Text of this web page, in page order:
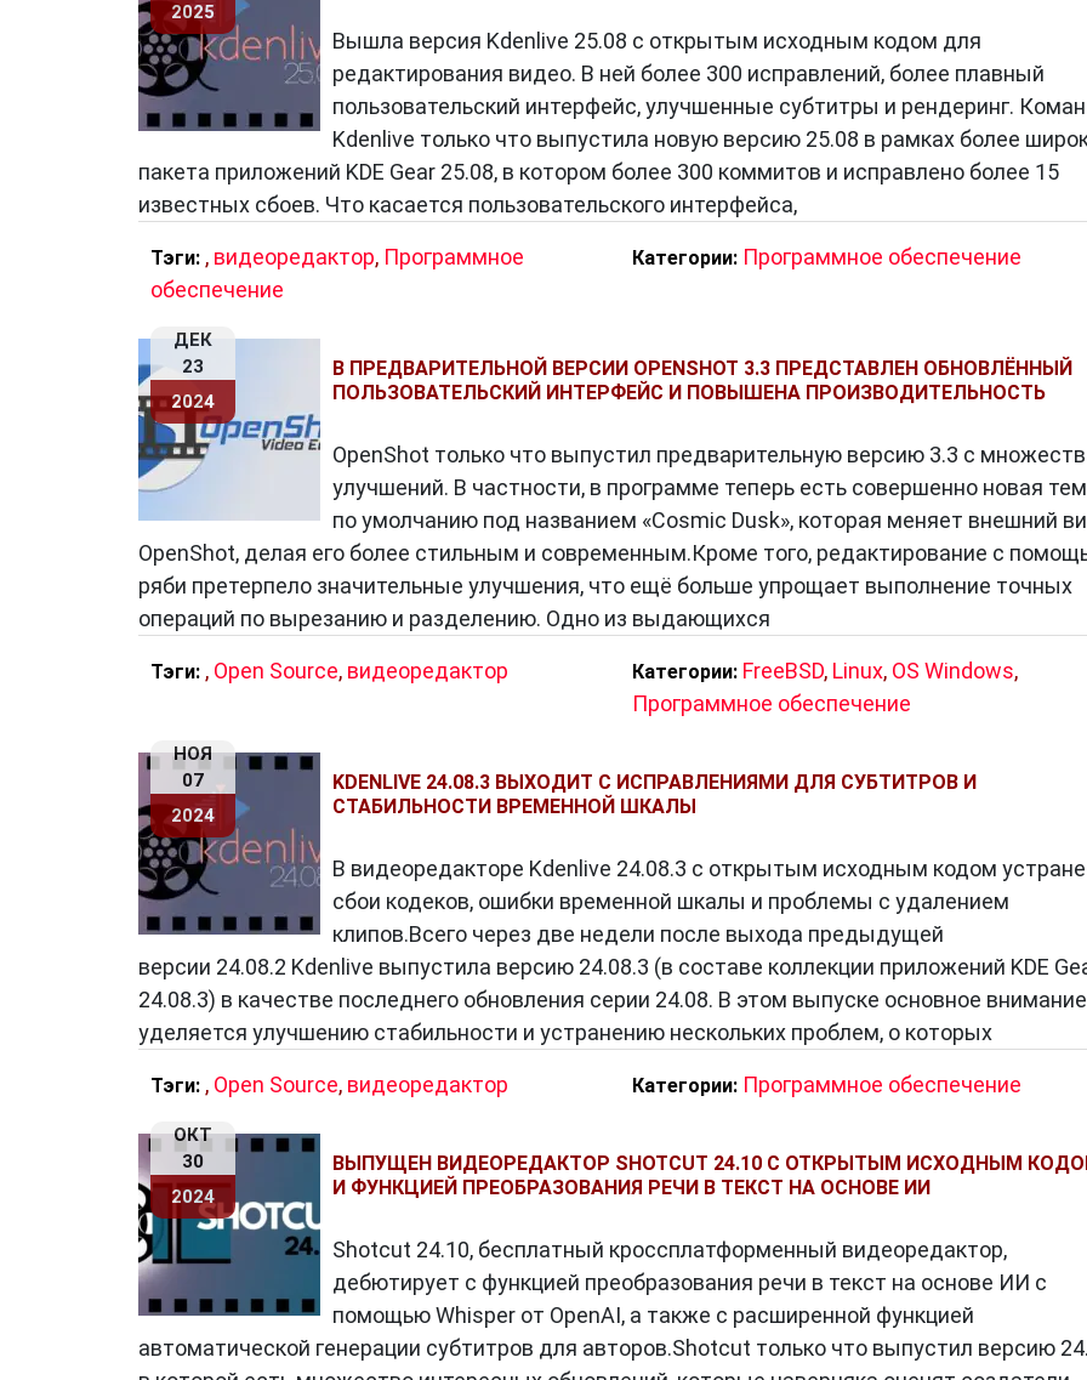
2025
Вышла версия Kdenlive 25.08 с открытым исходным кодом для
редактирования видео. В ней более 300 исправлений, более плавный
пользовательский интерфейс, улучшенные субтитры и рендеринг.
Kdenlive только что выпустила новую версию 25.08 в рамках более
пакета приложений KDE Gear 25.08, в котором более 300 коммитов и исправлено более 15
известных сбоев. Что касается пользовательского интерфейса,
Тэги: , видеоредактор, Программное
обеспечение
Категории: Программное обеспечение
ДЕК
23
2024
В ПРЕДВАРИТЕЛЬНОЙ ВЕРСИИ OPENSHOT 3.3 ПРЕДСТАВЛЕН ОБНОВЛЁННЫЙ
ПОЛЬЗОВАТЕЛЬСКИЙ ИНТЕРФЕЙС И ПОВЫШЕНА ПРОИЗВОДИТЕЛЬНОСТЬ
OpenShot только что выпустил предварительную версию 3.3 с
улучшений. В частности, в программе теперь есть совершенно новая
по умолчанию под названием «Cosmic Dusk», которая меняет внешний
OpenShot, делая его более стильным и современным.Кроме того, редактирование с
ряби претерпело значительные улучшения, что ещё больше упрощает выполнение точных
операций по вырезанию и разделению. Одно из выдающихся
Тэги: , Open Source, видеоредактор Категории: FreeBSD, Linux, OS Windows,
Программное обеспечение
НОЯ
07
2024
KDENLIVE 24.08.3 ВЫХОДИТ С ИСПРАВЛЕНИЯМИ ДЛЯ СУБТИТРОВ И
СТАБИЛЬНОСТИ ВРЕМЕННОЙ ШКАЛЫ
В видеоредакторе Kdenlive 24.08.3 с открытым исходным кодом
сбои кодеков, ошибки временной шкалы и проблемы с удалением
клипов.Всего через две недели после выхода предыдущей
версии 24.08.2 Kdenlive выпустила версию 24.08.3 (в составе коллекции приложений KDE
24.08.3) в качестве последнего обновления серии 24.08. В этом выпуске основное внимание
уделяется улучшению стабильности и устранению нескольких проблем, о которых
Тэги: , Open Source, видеоредактор Категории: Программное обеспечение
ОКТ
30
2024
ВЫПУЩЕН ВИДЕОРЕДАКТОР SHOTCUT 24.10 С ОТКРЫТЫМ ИСХОДНЫМ
И ФУНКЦИЕЙ ПРЕОБРАЗОВАНИЯ РЕЧИ В ТЕКСТ НА ОСНОВЕ ИИ
Shotcut 24.10, бесплатный кроссплатформенный видеоредактор,
дебютирует с функцией преобразования речи в текст на основе ИИ с
помощью Whisper от OpenAI, а также с расширенной функцией
автоматической генерации субтитров для авторов.Shotcut только что выпустил версию